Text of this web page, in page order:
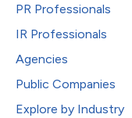
PR Professionals
IR Professionals
Agencies
Public Companies
Explore by Industry